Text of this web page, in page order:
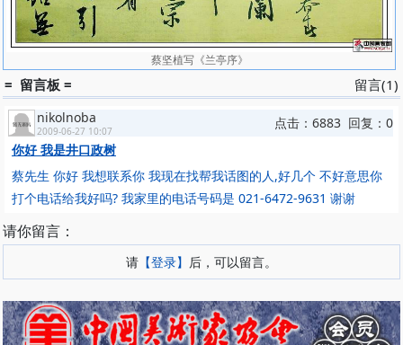
蔡坚植写《兰亭序》
留言(1)
= 留言板 =
nikolnoba
2009-06-27 10:07
点击：6883 回复：0
你好 我是井口政树
蔡先生 你好 我想联系你 我现在找帮我话图的人,好几个 不好意思你
打个电话给我好吗? 我家里的电话号码是 021-6472-9631 谢谢
请你留言：
请 【登录】 后，可以留言。